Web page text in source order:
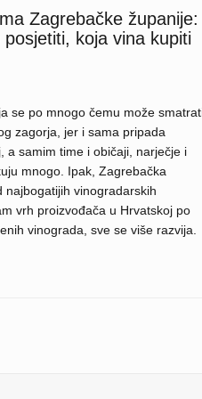
Zagrebačke županije:
koja vina kupiti
se po mnogo čemu može
zagorja, jer i sama pripada
a samim time i običaji, narječje i
mnogo. Ipak, Zagrebačka
najbogatijih vinogradarskih
vrh proizvođača u Hrvatskoj po
vinograda, sve se više razvija.